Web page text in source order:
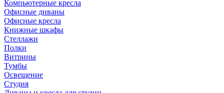
Компьютерные кресла
Офисные диваны
Офисные кресла
Книжные шкафы
Стеллажи
Полки
Витрины
Тумбы
Освещение
Студия